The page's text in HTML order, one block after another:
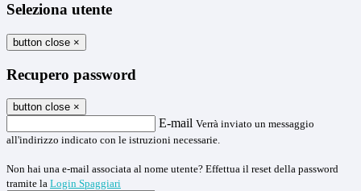
Seleziona utente
button close ×
Recupero password
button close ×
E-mail Verrà inviato un messaggio
all'indirizzo indicato con le istruzioni necessarie.
Non hai una e-mail associata al nome utente? Effettua il reset della password
tramite la Login Spaggiari